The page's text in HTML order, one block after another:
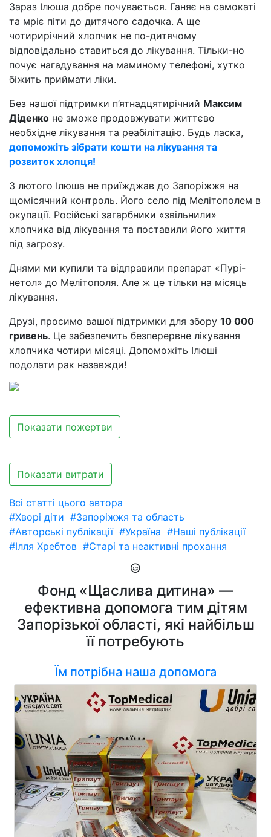
Зараз Ілюша добре почувається. Ганяє на самокаті
та мріє піти до дитячого садочка. А ще
чотирирічний хлопчик не по-дитячому
відповідально ставиться до лікування. Тільки-но
почує нагадування на маминому телефоні, хутко
біжить приймати ліки.
Без нашої підтримки п’ятнадцятирічний Максим
Діденко не зможе продовжувати життєво
необхідне лікування та реабілітацію. Будь ласка,
допоможіть зібрати кошти на лікування та
розвиток хлопця!
З лютого Ілюша не приїжджав до Запоріжжя на
щомісячний контроль. Його село під Мелітополем в
окупації. Російські загарбники «звільнили»
хлопчика від лікування та поставили його життя
під загрозу.
Днями ми купили та відправили препарат «Пурі-
нетол» до Мелітополя. Але ж це тільки на місяць
лікування.
Друзі, просимо вашої підтримки для збору 10 000
гривень. Це забезпечить безперервне лікування
хлопчика чотири місяці. Допоможіть Ілюші
подолати рак назавжди!
Показати пожертви
Показати витрати
Всі статті цього автора
#Хворі діти #Запоріжжя та область
#Авторські публікації #Україна #Наші публікації
#Ілля Хребтов #Старі та неактивні прохання
Фонд «Щаслива дитина» —
ефективна допомога тим дітям
Запорізької області, які найбільш
її потребують
Їм потрібна наша допомога